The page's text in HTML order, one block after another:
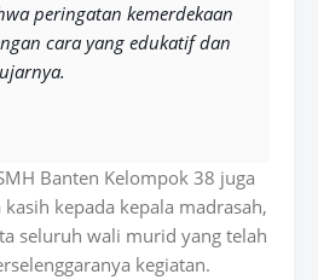
peringatan kemerdekaan
cara yang edukatif dan
Banten Kelompok 38 juga
kepada kepala madrasah,
seluruh wali murid yang telah
kegiatan.